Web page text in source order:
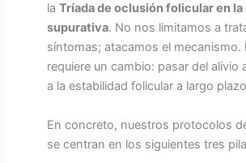
la Tríada de oclusión folicular en
supurativa. No nos limitamos a
síntomas; atacamos el mecanismo.
requiere un cambio: pasar del alivio
a la estabilidad folicular a largo
En concreto, nuestros protocolos
se centran en los siguientes tres